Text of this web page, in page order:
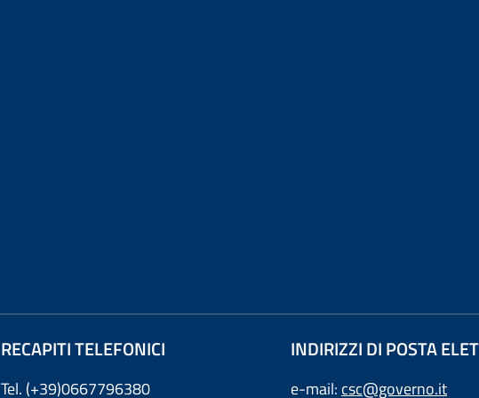
RECAPITI TELEFONICI
Tel. (+39)0667796380
INDIRIZZI DI POSTA
e-mail: csc@governo.it